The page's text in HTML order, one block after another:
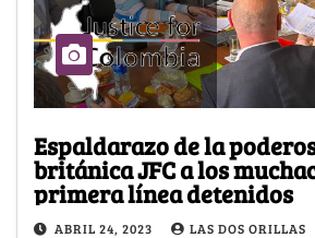
Espaldarazo de la
británica JFC a los
primera línea detenidos
ABRIL 24, 2023 LAS DOS ORILLAS